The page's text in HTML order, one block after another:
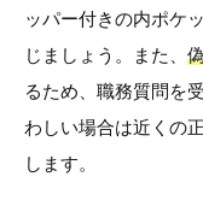
ッパー付きの内ポケ
じましょう。また、
るため、職務質問を
わしい場合は近くの
します。